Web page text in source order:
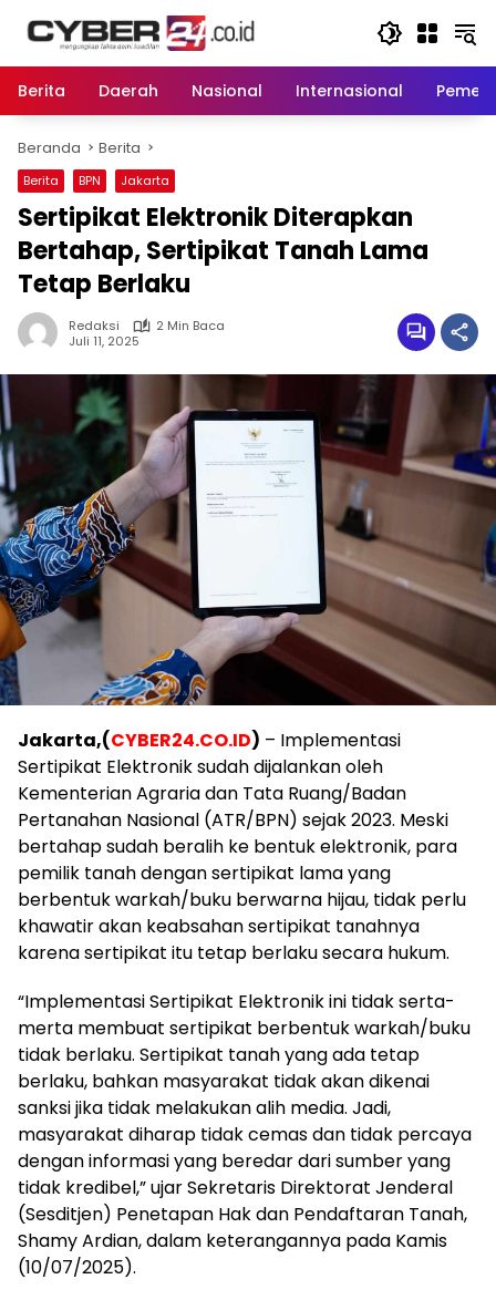
Berita
Daerah Nasional Internasional
Beranda Berita
Berita BPN Jakarta
Sertipikat Elektronik Diterapkan
Bertahap, Sertipikat Tanah Lama
Tetap Berlaku
Redaksi
2 Min Baca
Juli 11, 2025
Jakarta,(CYBER24.CO.ID) – Implementasi
Sertipikat Elektronik sudah dijalankan oleh
Kementerian Agraria dan Tata Ruang/Badan
Pertanahan Nasional (ATR/BPN) sejak 2023. Meski
bertahap sudah beralih ke bentuk elektronik, para
pemilik tanah dengan sertipikat lama yang
berbentuk warkah/buku berwarna hijau, tidak perlu
khawatir akan keabsahan sertipikat tanahnya
karena sertipikat itu tetap berlaku secara hukum.
“Implementasi Sertipikat Elektronik ini tidak serta-
merta membuat sertipikat berbentuk warkah/buku
tidak berlaku. Sertipikat tanah yang ada tetap
berlaku, bahkan masyarakat tidak akan dikenai
sanksi jika tidak melakukan alih media. Jadi,
masyarakat diharap tidak cemas dan tidak percaya
dengan informasi yang beredar dari sumber yang
tidak kredibel,” ujar Sekretaris Direktorat Jenderal
(Sesditjen) Penetapan Hak dan Pendaftaran Tanah,
Shamy Ardian, dalam keterangannya pada Kamis
(10/07/2025).